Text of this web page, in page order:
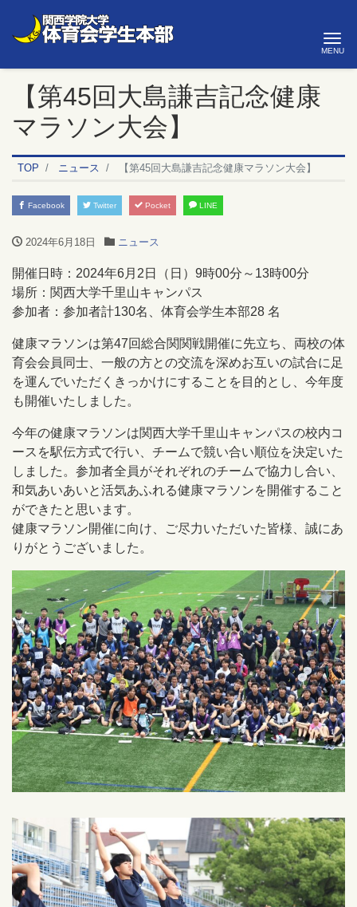
ナ
【第45回大島謙吉記念健康
マラソン大会】
TOP ニュース 【第45回大島謙吉記念健康マラソン大会】
Facebook Twitter Pocket LINE
2024年6月18日 ニュース
開催日時：2024年6月2日（日）9時00分～13時00分
場所：関西大学千里山キャンパス
参加者：参加者計130名、体育会学生本部28 名
健康マラソンは第47回総合関関戦開催に先立ち、両校の体
育会会員同士、一般の方との交流を深めお互いの試合に足
を運んでいただくきっかけにすることを目的とし、今年度
も開催いたしました。
今年の健康マラソンは関西大学千里山キャンパスの校内コ
ースを駅伝方式で行い、チームで競い合い順位を決定いた
しました。参加者全員がそれぞれのチームで協力し合い、
和気あいあいと活気あふれる健康マラソンを開催すること
ができたと思います。
健康マラソン開催に向け、ご尽力いただいた皆様、誠にあ
りがとうございました。